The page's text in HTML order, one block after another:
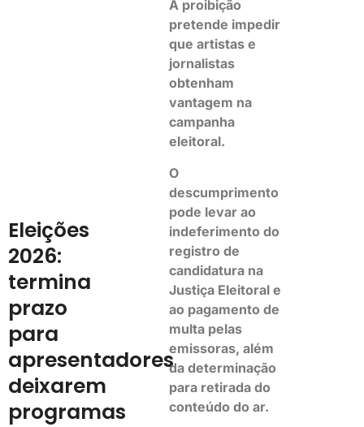
Eleições
2026:
termina
prazo
para
apresentadores
deixarem
programas
A proibição
pretende impedir
que artistas e
jornalistas
obtenham
vantagem na
campanha
eleitoral.
O
descumprimento
pode levar ao
indeferimento do
registro de
candidatura na
Justiça Eleitoral e
ao pagamento de
multa pelas
emissoras, além
da determinação
para retirada do
conteúdo do ar.